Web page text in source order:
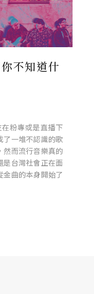
不知道什
粉專或是直播下
了一堆不認識的歌
然而流行音樂真的
是台灣社會正在面
金曲的本身開始了